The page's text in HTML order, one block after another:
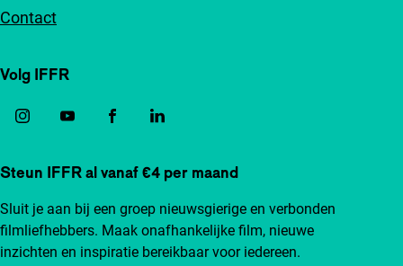
Contact
Volg IFFR
Steun IFFR al vanaf €4 per maand
Sluit je aan bij een groep nieuwsgierige en verbonden
filmliefhebbers. Maak onafhankelijke film, nieuwe
inzichten en inspiratie bereikbaar voor iedereen.